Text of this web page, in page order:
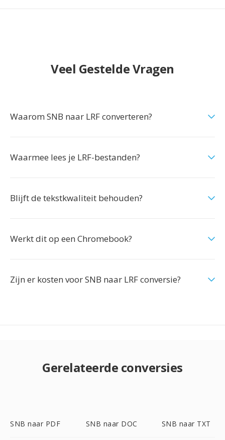
Veel Gestelde Vragen
Waarom SNB naar LRF converteren?
Waarmee lees je LRF-bestanden?
Blijft de tekstkwaliteit behouden?
Werkt dit op een Chromebook?
Zijn er kosten voor SNB naar LRF conversie?
Gerelateerde conversies
SNB naar PDF SNB naar DOC SNB naar TXT